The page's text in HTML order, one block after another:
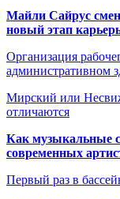
Майли Сайрус
новый этап
Организация
административном
Мирский или
отличаются
Как музыкальные
современных
Первый раз в